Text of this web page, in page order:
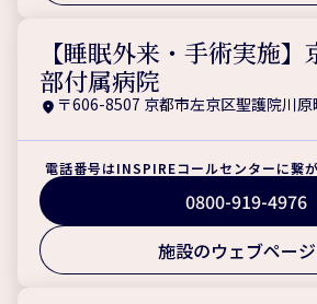
【睡眠外来・手術実施
部付属病院
〒606-8507 京都市左京区聖護院川
電話番号はINSPIREコールセンターに繋
0800-919-4976
施設のウェブペー